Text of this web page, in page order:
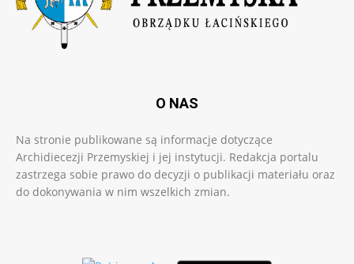
O NAS
Na stronie publikowane są informacje dotyczące
Archidiecezji Przemyskiej i jej instytucji. Redakcja portalu
zastrzega sobie prawo do decyzji o publikacji materiału oraz
do dokonywania w nim wszelkich zmian.